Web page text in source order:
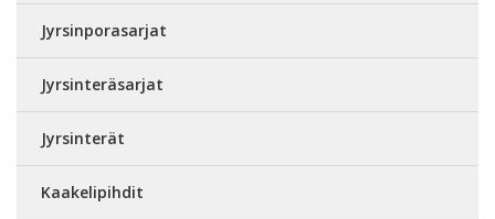
Jyrsinporasarjat
Jyrsinteräsarjat
Jyrsinterät
Kaakelipihdit